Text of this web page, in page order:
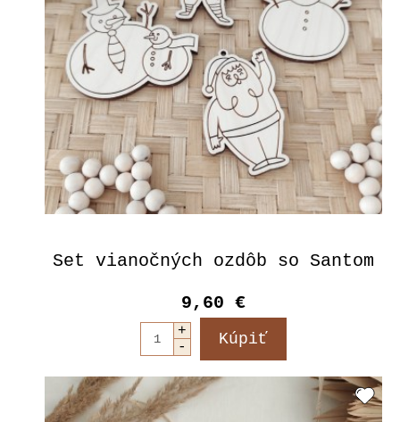
Set vianočných ozdôb so Santom
9,60 €